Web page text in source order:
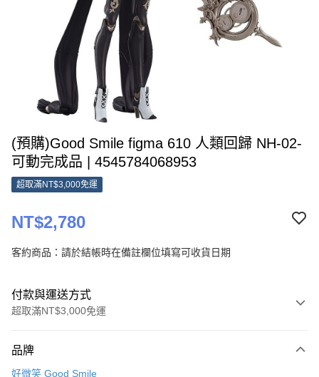
(預購)Good Smile figma 610 人類回歸 NH-02-
可動完成品 | 4545784068953
超取滿NT$3,000免運
NT$2,780
客約商品：請於結帳時在備註欄位填寫可收貨日期
付款與運送方式
超取滿NT$3,000免運
信用卡一次付款
品牌
好微笑 Good Smile